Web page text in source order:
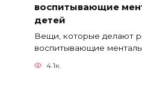
воспитывающие
детей
Вещи, которые делают
воспитывающие
4.1к.